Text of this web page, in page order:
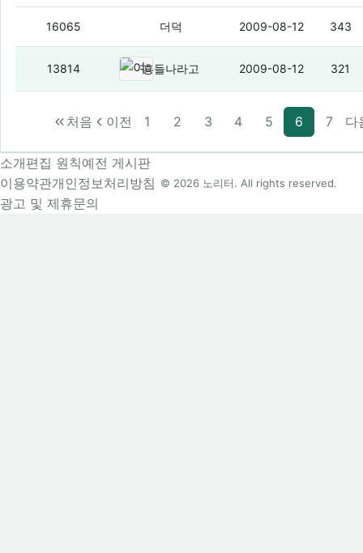
16065 연아틱(4)
더덕 2009-08-12 343
13814 여기 주인 나오라그래!!!(2)
횽들나라고 2009-08-12 321
처음 이전 1 2 3 4 5 6 7 다
소개편집 원칙예전 게시판
이용약관개인정보처리방침
광고 및 제휴문의
© 2026 노리터. All rights reserved.